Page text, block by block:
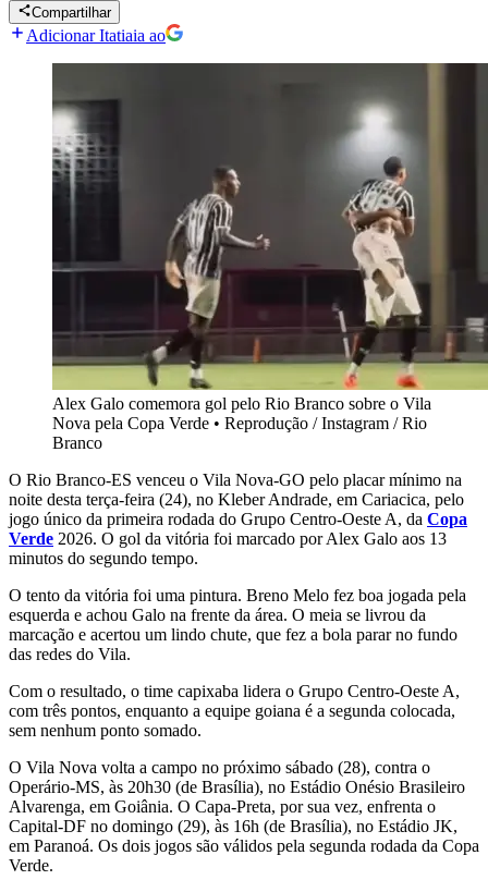
Compartilhar
Adicionar Itatiaia ao
Alex Galo comemora gol pelo Rio Branco sobre o Vila
Nova pela Copa Verde • Reprodução / Instagram / Rio
Branco
O Rio Branco-ES venceu o Vila Nova-GO pelo placar mínimo na
noite desta terça-feira (24), no Kleber Andrade, em Cariacica, pelo
jogo único da primeira rodada do Grupo Centro-Oeste A, da Copa
Verde 2026. O gol da vitória foi marcado por Alex Galo aos 13
minutos do segundo tempo.
O tento da vitória foi uma pintura. Breno Melo fez boa jogada pela
esquerda e achou Galo na frente da área. O meia se livrou da
marcação e acertou um lindo chute, que fez a bola parar no fundo
das redes do Vila.
Com o resultado, o time capixaba lidera o Grupo Centro-Oeste A,
com três pontos, enquanto a equipe goiana é a segunda colocada,
sem nenhum ponto somado.
O Vila Nova volta a campo no próximo sábado (28), contra o
Operário-MS, às 20h30 (de Brasília), no Estádio Onésio Brasileiro
Alvarenga, em Goiânia. O Capa-Preta, por sua vez, enfrenta o
Capital-DF no domingo (29), às 16h (de Brasília), no Estádio JK,
em Paranoá. Os dois jogos são válidos pela segunda rodada da Copa
Verde.